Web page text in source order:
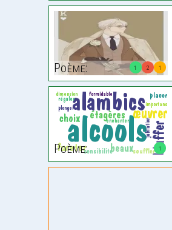
1 2 1
Poème:
1
Poème: